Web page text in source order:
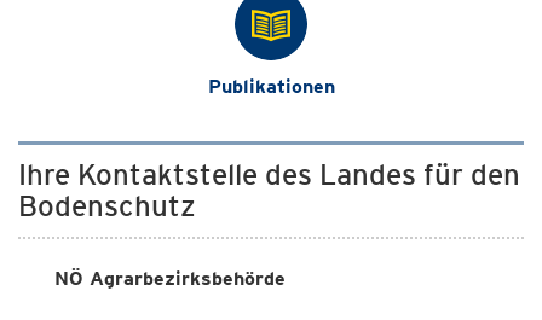
Publikationen
Ihre Kontaktstelle des Landes für den
Bodenschutz
NÖ Agrarbezirksbehörde